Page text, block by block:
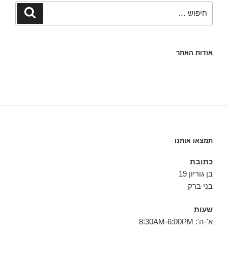
חיפוש
אודות האתר
תמצאו אותנו
כתובת
בן גוריון 19
בני ברק
שעות
א'-ה': 8:30AM-6:00PM